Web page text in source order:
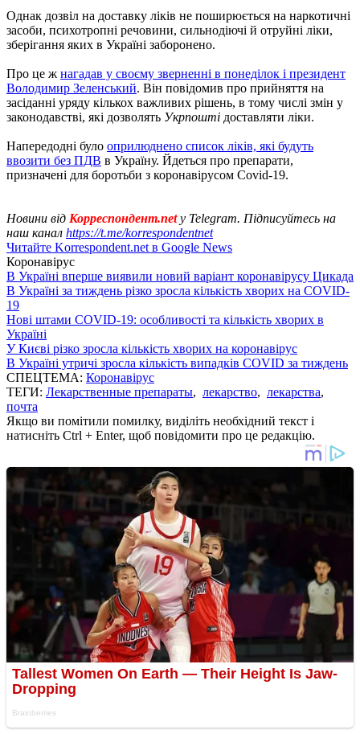
Однак дозвіл на доставку ліків не поширюється на наркотичні
засоби, психотропні речовини, сильнодіючі й отруйні ліки,
зберігання яких в Україні заборонено.
Про це ж нагадав у своєму зверненні в понеділок і президент
Володимир Зеленський. Він повідомив про прийняття на
засіданні уряду кількох важливих рішень, в тому числі змін у
законодавстві, які дозволять Укрпошті доставляти ліки.
Напередодні було оприлюднено список ліків, які будуть
ввозити без ПДВ в Україну. Йдеться про препарати,
призначені для боротьби з коронавірусом Covid-19.
Новини від Корреспондент.netу Telegram. Підписуйтесь на
наш канал https://t.me/korrespondentnet
Читайте Korrespondent.net в Google News
Коронавірус
В Україні вперше виявили новий варіант коронавірусу Цикада
В Україні за тиждень різко зросла кількість хворих на COVID-
19
Нові штами COVID-19: особливості та кількість хворих в
Україні
У Києві різко зросла кількість хворих на коронавірус
В Україні утричі зросла кількість випадків COVID за тиждень
СПЕЦТЕМА: Коронавірус
ТЕГИ: Лекарственные препараты, лекарство, лекарства,
почта
Якщо ви помітили помилку, виділіть необхідний текст і
натисніть Ctrl + Enter, щоб повідомити про це редакцію.